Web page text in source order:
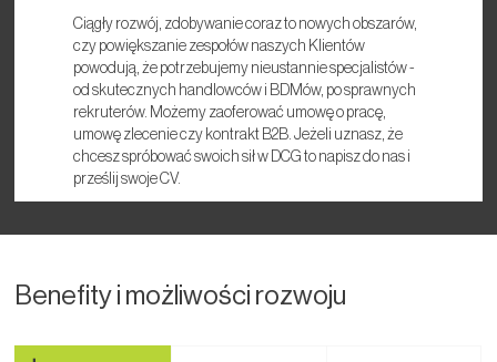
Ciągły rozwój, zdobywanie coraz to nowych obszarów,
czy powiększanie zespołów naszych Klientów
powodują, że potrzebujemy nieustannie specjalistów -
od skutecznych handlowców i BDMów, po sprawnych
rekruterów. Możemy zaoferować umowę o pracę,
umowę zlecenie czy kontrakt B2B. Jeżeli uznasz, że
chcesz spróbować swoich sił w DCG to napisz do nas i
prześlij swoje CV.
Benefity i możliwości rozwoju